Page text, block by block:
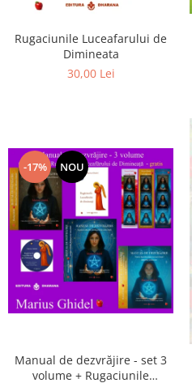
Rugaciunile Luceafarului de
Dimineata
30,00 Lei
-17% NOU
Manual de dezvrăjire - set 3
volume + Rugaciunile